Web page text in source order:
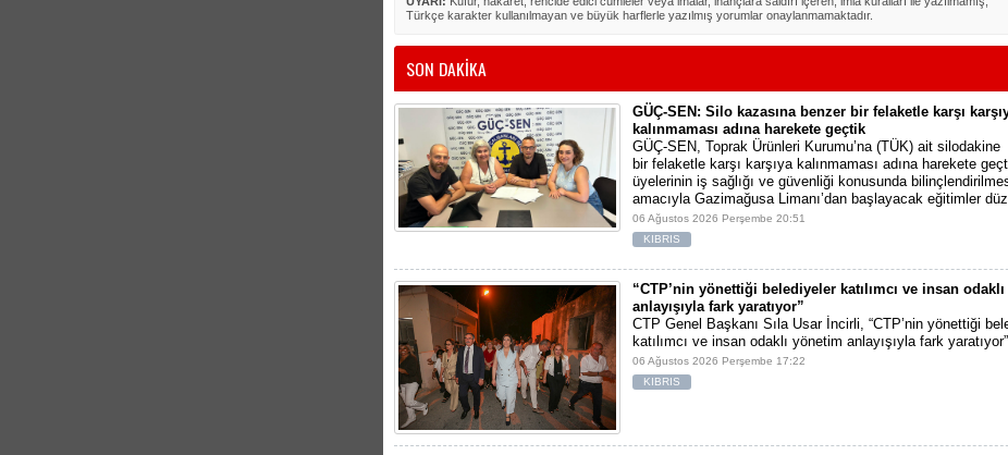
Türkçe karakter kullanılmayan ve büyük harflerle yazılmış yorumlar onaylanmamaktadır.
SON DAKİKA
GÜÇ-SEN: Silo kazasına benzer bir felaketle karşı
kalınmaması adına harekete geçtik
GÜÇ-SEN, Toprak Ürünleri Kurumu’na (TÜK) ait
bir felaketle karşı karşıya kalınmaması adına harekete
üyelerinin iş sağlığı ve güvenliği konusunda
amacıyla Gazimağusa Limanı’dan başlayacak eğitimler
06 Ağustos 2026 Perşembe 20:51
KIBRIS
“CTP’nin yönettiği belediyeler katılımcı ve insan
anlayışıyla fark yaratıyor”
CTP Genel Başkanı Sıla Usar İncirli, “CTP’nin yönettiği
katılımcı ve insan odaklı yönetim anlayışıyla fark
06 Ağustos 2026 Perşembe 17:22
KIBRIS